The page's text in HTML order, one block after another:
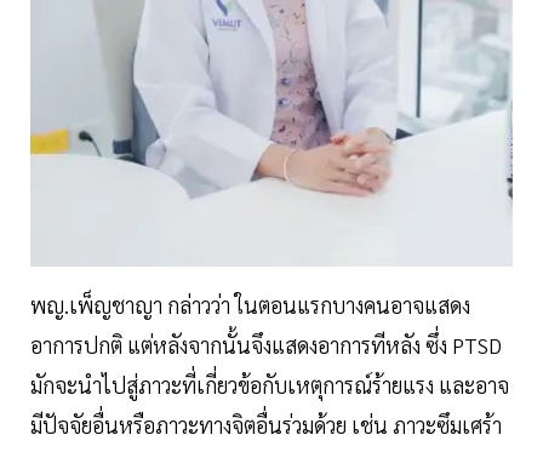
พญ.เพ็ญชาญา กล่าวว่า ในตอนแรกบางคนอาจแสดง
อาการปกติ แต่หลังจากนั้นจึงแสดงอาการทีหลัง ซึ่ง PTSD
มักจะนำไปสู่ภาวะที่เกี่ยวข้อกับเหตุการณ์ร้ายแรง และอาจ
มีปัจจัยอื่นหรือภาวะทางจิตอื่นร่วมด้วย เช่น ภาวะซึมเศร้า